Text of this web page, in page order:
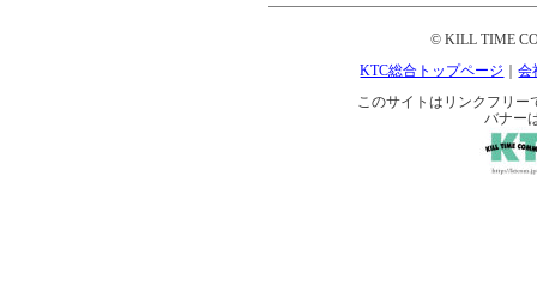
© KILL TIME
KTC総合トップページ
｜会
このサイトはリンクフリー
バナー